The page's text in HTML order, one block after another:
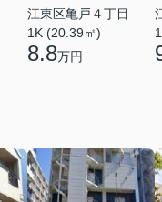
江東区亀戸４丁目
1K (20.39㎡)
8.8万円